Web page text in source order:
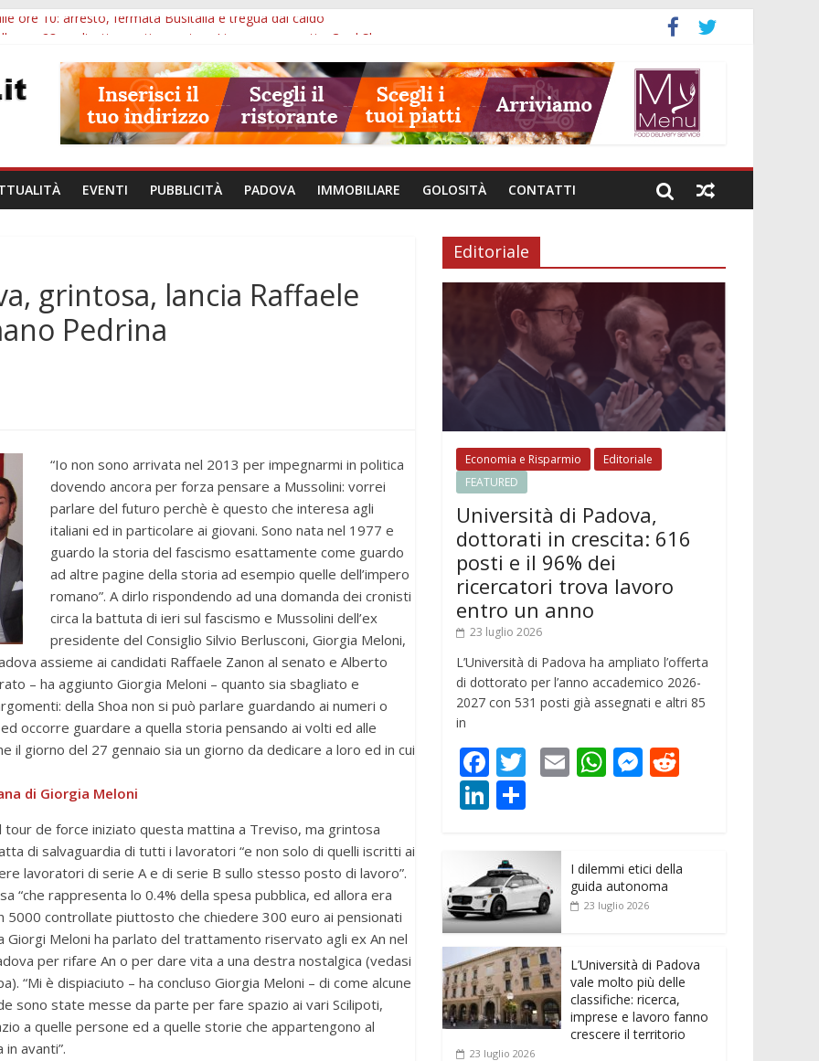
ore 10: arresto, fermata Busitalia e tregua dal caldo
Veneto: 650mila euro per Comuni e Polizie locali
Padova: più controlli su strade, stazioni e treni
Veneto: 200 euro per l’abbonamento annuale
EVENTI PUBBLICITÀ PADOVA IMMOBILIARE GOLOSITÀ CONTATTI
grintosa, lancia Raffaele
Pedrina
“Io non sono arrivata nel 2013 per impegnarmi in politica
dovendo ancora per forza pensare a Mussolini: vorrei
parlare del futuro perchè è questo che interesa agli
italiani ed in particolare ai giovani. Sono nata nel 1977 e
guardo la storia del fascismo esattamente come guardo
ad altre pagine della storia ad esempio quelle dell’impero
romano”. A dirlo rispondendo ad una domanda dei cronisti
circa la battuta di ieri sul fascismo e Mussolini dell’ex
presidente del Consiglio Silvio Berlusconi, Giorgia Meloni,
assieme ai candidati Raffaele Zanon al senato e Alberto
– ha aggiunto Giorgia Meloni – quanto sia sbagliato e
della Shoa non si può parlare guardando ai numeri o
occorre guardare a quella storia pensando ai volti ed alle
giorno del 27 gennaio sia un giorno da dedicare a loro ed in cui
di Giorgia Meloni
tour de force iniziato questa mattina a Treviso, ma grintosa
di salvaguardia di tutti i lavoratori “e non solo di quelli iscritti ai
lavoratori di serie A e di serie B sullo stesso posto di lavoro”.
“che rappresenta lo 0.4% della spesa pubblica, ed allora era
5000 controllate piuttosto che chiedere 300 euro ai pensionati
Giorgi Meloni ha parlato del trattamento riservato agli ex An nel
per rifare An o per dare vita a una destra nostalgica (vedasi
“Mi è dispiaciuto – ha concluso Giorgia Meloni – di come alcune
sono state messe da parte per fare spazio ai vari Scilipoti,
a quelle persone ed a quelle storie che appartengono al
avanti”.
Editoriale
Economia e Risparmio
Editoriale
FEATURED
Università di Padova,
dottorati in crescita: 616
posti e il 96% dei
ricercatori trova lavoro
entro un anno
23 luglio 2026
L’Università di Padova ha ampliato l’offerta
di dottorato per l’anno accademico 2026-
2027 con 531 posti già assegnati e altri 85
in
F
ac
e
b
o
o
k
T
er
E W
A
p
M
n
g
t
Li
k
e
dI
n
n
di
vi
di
I dilemmi etici della
guida autonoma
23 luglio 2026
L’Università di Padova
vale molto più delle
classifiche: ricerca,
imprese e lavoro fanno
crescere il territorio
23 luglio 2026